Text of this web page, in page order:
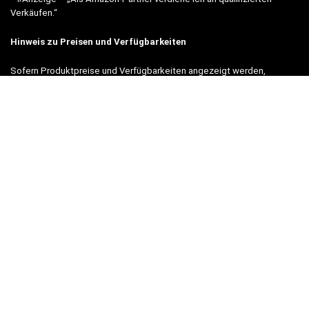
Verkäufen.“
Hinweis zu Preisen und Verfügbarkeiten
Sofern Produktpreise und Verfügbarkeiten angezeigt werden,